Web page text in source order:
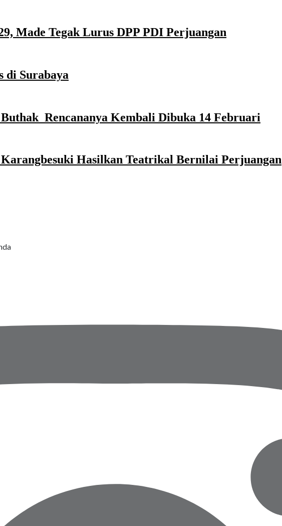
Made Tegak Lurus DPP PDI Perjuangan
di Surabaya
Rencananya Kembali Dibuka 14 Februari
Hasilkan Teatrikal Bernilai Perjuangan